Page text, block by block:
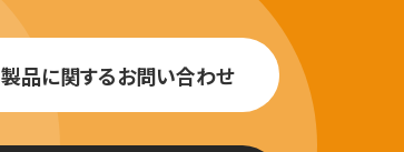
製品に関するお問い合わせ